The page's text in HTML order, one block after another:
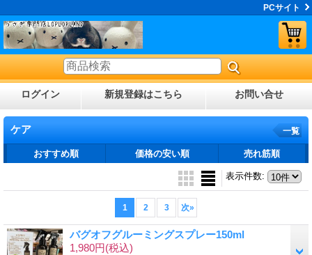
PCサイト
ログイン 新規登録はこちら お問い合せ
ケア 一覧
おすすめ順 価格の安い順 売れ筋順
表示件数:
1 2 3 次»
バグオフグルーミングスプレー150ml
1,980円(税込)